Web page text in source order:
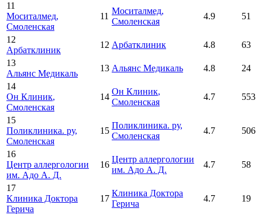
11
Моситалмед,
Смоленская
11
Моситалмед,
Смоленская
4.9 51
12
Арбатклиник
12 Арбатклиник 4.8
63
13
Альянс Медикаль
13 Альянс Медикаль 4.8
24
14
Он Клиник,
Смоленская
14
Он Клиник,
Смоленская
4.7 553
15
Поликлиника. ру,
Смоленская
15
Поликлиника. ру,
Смоленская
4.7 506
16
Центр аллергологии
им. Адо А. Д.
16
Центр аллергологии
им. Адо А. Д.
4.7 58
17
Клиника Доктора
Герича
17
Клиника Доктора
Герича
4.7 19